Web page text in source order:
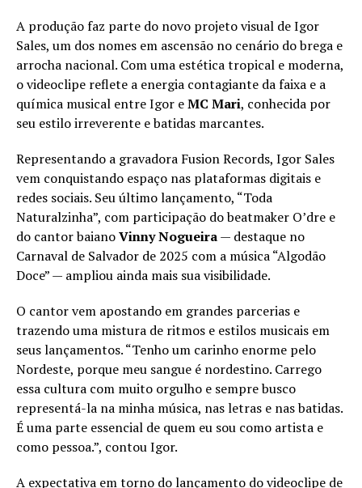
A produção faz parte do novo projeto visual de Igor
Sales, um dos nomes em ascensão no cenário do brega e
arrocha nacional. Com uma estética tropical e moderna,
o videoclipe reflete a energia contagiante da faixa e a
química musical entre Igor eMC Mari, conhecida por
seu estilo irreverente e batidas marcantes.
Representando a gravadora Fusion Records, Igor Sales
vem conquistando espaço nas plataformas digitais e
redes sociais. Seu último lançamento, “Toda
Naturalzinha”, com participação do beatmaker O’dre e
do cantor baianoVinny Nogueira— destaque no
Carnaval de Salvador de 2025 com a música “Algodão
Doce” — ampliou ainda mais sua visibilidade.
O cantor vem apostando em grandes parcerias e
trazendo uma mistura de ritmos e estilos musicais em
seus lançamentos. “Tenho um carinho enorme pelo
Nordeste, porque meu sangue é nordestino. Carrego
essa cultura com muito orgulho e sempre busco
representá-la na minha música, nas letras e nas batidas.
É uma parte essencial de quem eu sou como artista e
como pessoa.”, contou Igor.
A expectativa em torno do lançamento do videoclipe de